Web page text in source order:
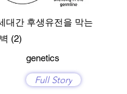
대간 후생유전을 막는
(2)
genetics
Full Story